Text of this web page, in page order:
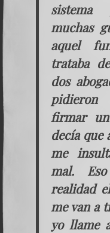
sistema
muchas
aquel
trataba
dos
firmar
decía que
me
mal.
realidad
me van a
yo llame